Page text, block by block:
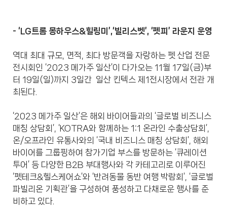
- ‘LG트롬 몽하우스&힐링미’,‘빌리스벳’, ‘펫피’ 라운지 운영
역대 최대 규모, 면적, 최다 방문객을 자랑하는 펫 산업 전문
전시회인 ‘2023 메가주 일산’이 다가오는 11월 17일(금)부
터 19일(일)까지 3일간 일산 킨텍스 제1전시장에서 전관 개
최된다.
‘2023 메가주 일산’은 해외 바이어들과의 ‘글로벌 비즈니스
매칭 상담회’, ‘KOTRA와 함께하는 1:1 온라인 수출상담회’,
온/오프라인 유통사와의 ‘국내 비즈니스 매칭 상담회’, 해외
바이어를 그룹핑하여 참가기업 부스를 방문하는 ‘큐레이션
투어’ 등 다양한 B2B 부대행사와 각 카테고리로 이루어진
‘펫테크&헬스케어쇼’와 ‘반려동물 동반 여행 박람회’, ‘글로벌
파빌리온 기획관’을 구성하여 풍성하고 다채로운 행사를 준
비하고 있다.